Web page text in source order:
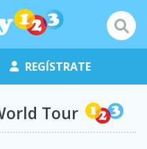
REGÍSTRATE
Tour